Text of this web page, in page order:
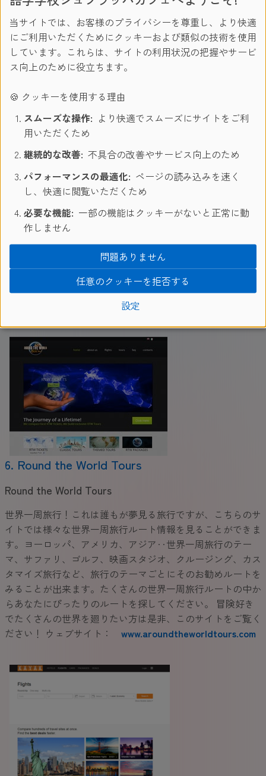
5. Couch Surfing
Couch Surfing
こちらのサイトでは、無料で宿泊スペースを提供してくれる
人のオファーを見ることができます。このサイトのモットー
は、世界どこにでも無料で泊まらせてくれる友達がいる、そ
んな感覚で宿泊先を探せることです。900万の人が120.000以
上の都市でこのサービスを利用しています。旅行を通して新
しい出会いの喜びを味わうことができるでしょう。 ウェブ
www.couchsurfing.com
6. Round the World Tours
Round the World Tours
世界一周旅行！これは誰もが夢見る旅行ですが、こちらのサ
イトでは様々な世界一周旅行ルート情報を見ることができま
す。ヨーロッパ、アメリカ、アジア‥世界一周旅行のテー
マ、サファリ、ゴルフ、映画スタジオ、クルージング、カス
タマイズ旅行など、旅行のテーマごとにそのお勧めルートを
みることが出来ます。たくさんの世界一周旅行ルートの中か
らあなたにぴったりのルートを探してください。 冒険好き
でたくさんの世界を廻りたい方は是非、このサイトをご覧く
ださい！ ウェブサイト： www.aroundtheworldtours.com
当サイトでは、お客様のプライバシーを尊重し、より快適
にご利用いただくためにクッキーおよび類似の技術を使用
しています。これらは、サイトの利用状況の把握やサービ
ス向上のために役立ちます。
🍪 クッキーを使用する理由
スムーズな操作: より快適でスムーズにサイトをご利
用いただくため
継続的な改善: 不具合の改善やサービス向上のため
パフォーマンスの最適化: ページの読み込みを速く
し、快適に閲覧いただくため
必要な機能: 一部の機能はクッキーがないと正常に動
作しません
設定
任意のクッキーを拒否する
問題ありません